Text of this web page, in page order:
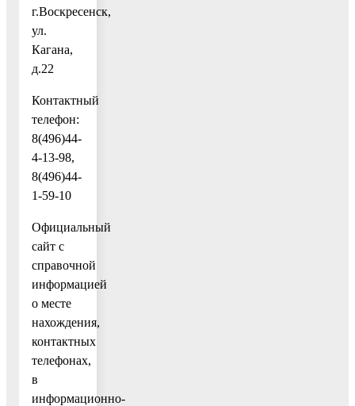
г.Воскресенск,
ул.
Кагана,
д.22
Контактный
телефон:
8(496)44-
4-13-98,
8(496)44-
1-59-10
Официальный
сайт c
справочной
информацией
о месте
нахождения,
контактных
телефонах,
в
информационно-